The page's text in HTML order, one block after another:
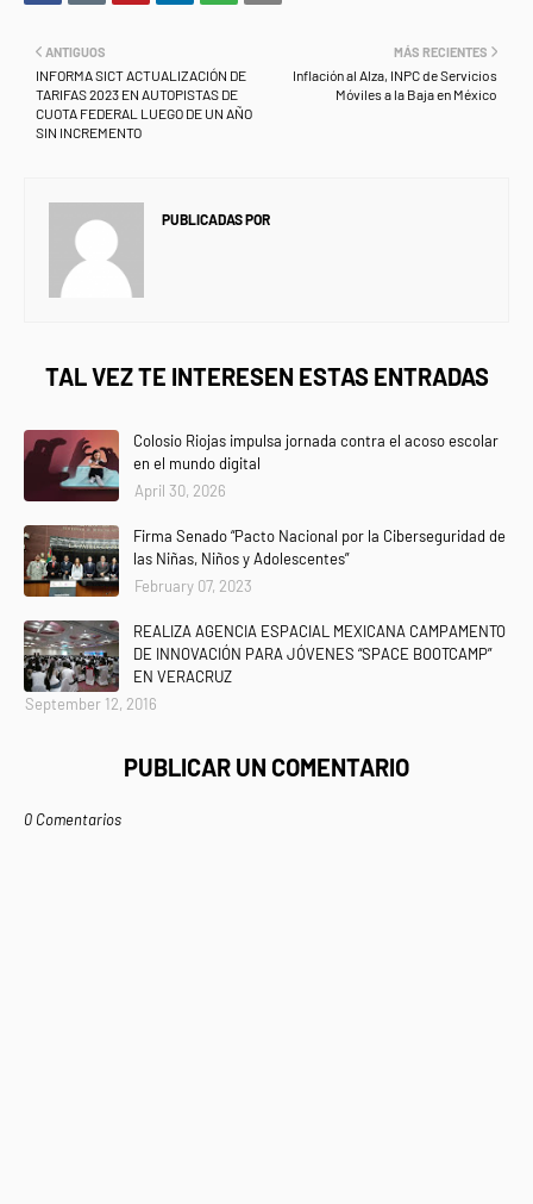
MÁS RECIENTES
Inflación al Alza, INPC de Servicios
Móviles a la Baja en México
ANTIGUOS
INFORMA SICT ACTUALIZACIÓN DE
TARIFAS 2023 EN AUTOPISTAS DE
CUOTA FEDERAL LUEGO DE UN AÑO
SIN INCREMENTO
PUBLICADAS POR
TAL VEZ TE INTERESEN ESTAS ENTRADAS
Colosio Riojas impulsa jornada contra el acoso escolar
en el mundo digital
April 30, 2026
Firma Senado “Pacto Nacional por la Ciberseguridad de
las Niñas, Niños y Adolescentes”
February 07, 2023
REALIZA AGENCIA ESPACIAL MEXICANA CAMPAMENTO
DE INNOVACIÓN PARA JÓVENES “SPACE BOOTCAMP”
EN VERACRUZ
September 12, 2016
PUBLICAR UN COMENTARIO
0 Comentarios